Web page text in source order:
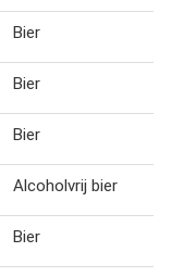
Bier
Bier
Bier
Alcoholvrij bier
Bier